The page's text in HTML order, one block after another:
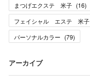
まつげエクステ 米子 (16)
フェイシャル エステ 米子
パーソナルカラー (79)
アーカイブ